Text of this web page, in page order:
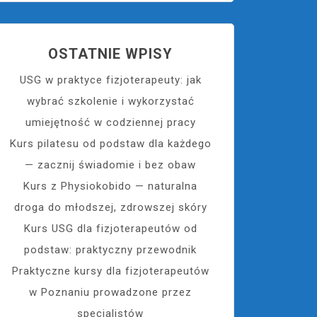
OSTATNIE WPISY
USG w praktyce fizjoterapeuty: jak
wybrać szkolenie i wykorzystać
umiejętność w codziennej pracy
Kurs pilatesu od podstaw dla każdego
— zacznij świadomie i bez obaw
Kurs z Physiokobido — naturalna
droga do młodszej, zdrowszej skóry
Kurs USG dla fizjoterapeutów od
podstaw: praktyczny przewodnik
Praktyczne kursy dla fizjoterapeutów
w Poznaniu prowadzone przez
specjalistów